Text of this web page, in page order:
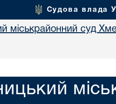
Судова влада
міськрайонний суд